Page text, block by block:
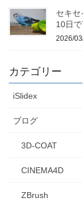
セキセ
10日
2026/
カテゴリー
iSlidex
ブログ
3D-COAT
CINEMA4D
ZBrush